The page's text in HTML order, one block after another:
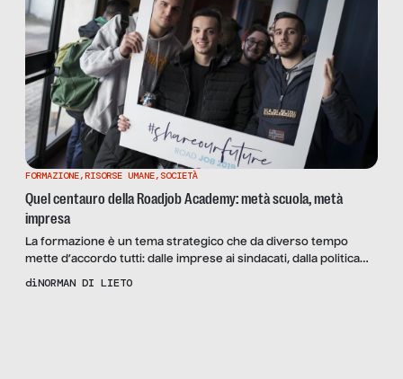
FORMAZIONE,RISORSE UMANE, SOCIETÀ
Quel centauro della Roadjob Academy: metà scuola, metà
impresa
La formazione è un tema strategico che da diverso tempo
mette d’accordo tutti: dalle imprese ai sindacati, dalla politica
alla scuola. Il tema è dibattuto, ma sono ormai pochissimi coloro
diNORMAN DI LIETO